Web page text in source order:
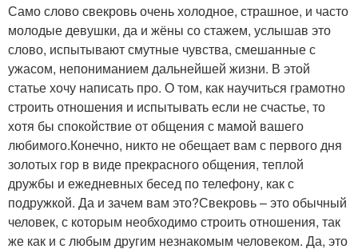
Само слово свекровь очень холодное, страшное, и часто
молодые девушки, да и жёны со стажем, услышав это
слово, испытывают смутные чувства, смешанные с
ужасом, непониманием дальнейшей жизни. В этой
статье хочу написать про. О том, как научиться грамотно
строить отношения и испытывать если не счастье, то
хотя бы спокойствие от общения с мамой вашего
любимого.Конечно, никто не обещает вам с первого дня
золотых гор в виде прекрасного общения, теплой
дружбы и ежедневных бесед по телефону, как с
подружкой. Да и зачем вам это?Свекровь – это обычный
человек, с которым необходимо строить отношения, так
же как и с любым другим незнакомым человеком. Да, это